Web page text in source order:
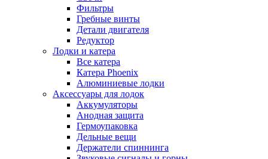
Фильтры
Гребные винты
Детали двигателя
Редуктор
Лодки и катера
Все катера
Катера Phoenix
Алюминиевые лодки
Аксессуары для лодок
Аккумуляторы
Анодная защита
Гермоупаковка
Дельные вещи
Держатели спиннинга